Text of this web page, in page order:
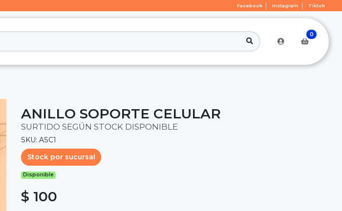
Facebook Instagram Tiktok
0
ANILLO SOPORTE CELULAR
SURTIDO SEGÚN STOCK DISPONIBLE
SKU: ASC1
Stock por sucursal
Disponible
$ 100